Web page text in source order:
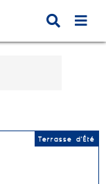
Terrasse d'Été